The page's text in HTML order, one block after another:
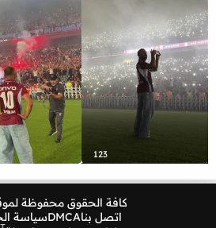
123
كافة الحقوق محفوظة
اتصل بناDMCAسياسة